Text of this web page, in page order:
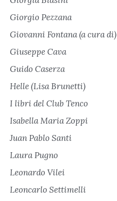
Giorgio Pezzana
Giovanni Fontana (a cura di)
Giuseppe Cava
Guido Caserza
Helle (Lisa Brunetti)
I libri del Club Tenco
Isabella Maria Zoppi
Juan Pablo Santi
Laura Pugno
Leonardo Vilei
Leoncarlo Settimelli